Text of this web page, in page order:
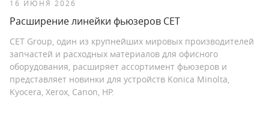
16 ИЮНЯ 2026
Расширение линейки фьюзеров CET
CET Group, один из крупнейших мировых производителей
запчастей и расходных материалов для офисного
оборудования, расширяет ассортимент фьюзеров и
представляет новинки для устройств Konica Minolta,
Kyocera, Xerox, Canon, HP.